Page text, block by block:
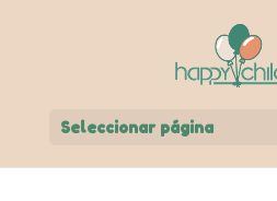
Seleccionar página